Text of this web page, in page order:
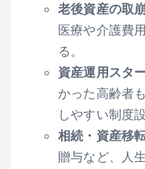
老後資産の取
医療や介護費
る。
資産運用スタ
かった高齢者
しやすい制度設
相続・資産移
贈与など、人